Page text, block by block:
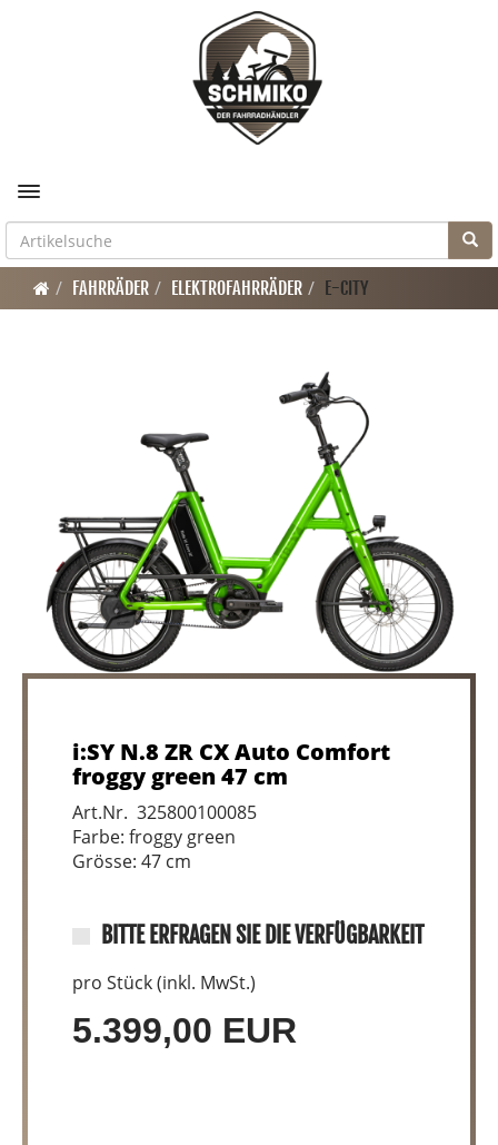
Toggle navigation
FAHRRÄDER ELEKTROFAHRRÄDER E-CITY
i:SY N.8 ZR CX Auto Comfort
froggy green 47 cm
Art.Nr. 325800100085
Farbe: froggy green
Grösse: 47 cm
BITTE ERFRAGEN SIE DIE VERFÜGBARKEIT
pro Stück (inkl. MwSt.)
5.399,00 EUR